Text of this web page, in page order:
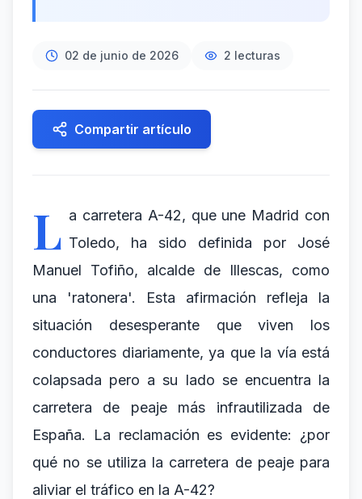
02 de junio de 2026 2 lecturas
Compartir artículo
L a carretera A-42, que une Madrid con
Toledo, ha sido definida por José
Manuel Tofiño, alcalde de Illescas, como
una 'ratonera'. Esta afirmación refleja la
situación desesperante que viven los
conductores diariamente, ya que la vía está
colapsada pero a su lado se encuentra la
carretera de peaje más infrautilizada de
España. La reclamación es evidente: ¿por
qué no se utiliza la carretera de peaje para
aliviar el tráfico en la A-42?